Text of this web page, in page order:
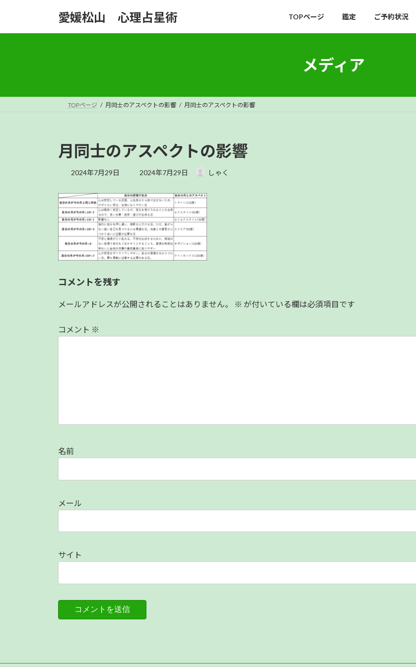
愛媛松山 心理占星術 TOPページ 鑑定 ご予約状況
メディア
TOPページ 月同士のアスペクトの影響 月同士のアスペクトの影響
月同士のアスペクトの影響
2024年7月29日
最
新
日
時
:
2024年7月29日 しゃく
コメントを残す
メールアドレスが公開されることはありません。 ※ が付いている欄は必須項目です
コメント ※
名前
メール
サイト